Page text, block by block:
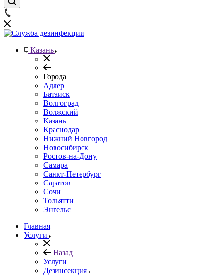
Казань
Города
Адлер
Батайск
Волгоград
Волжский
Казань
Краснодар
Нижний Новгород
Новосибирск
Ростов-на-Дону
Самара
Санкт-Петербург
Саратов
Сочи
Тольятти
Энгельс
Главная
Услуги
Назад
Услуги
Дезинсекция